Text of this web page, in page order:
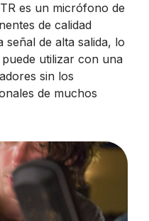
es un micrófono de
de calidad
de alta salida, lo
utilizar con una
sin los
de muchos